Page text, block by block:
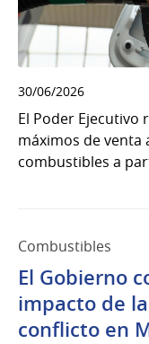
30/06/2026
El Poder
máximos de venta
combustibles a
Combustibles
El Gobierno
impacto de
conflicto en